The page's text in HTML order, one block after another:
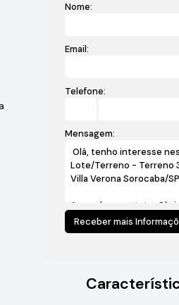
Nome:
Email:
Telefone:
Mensagem: